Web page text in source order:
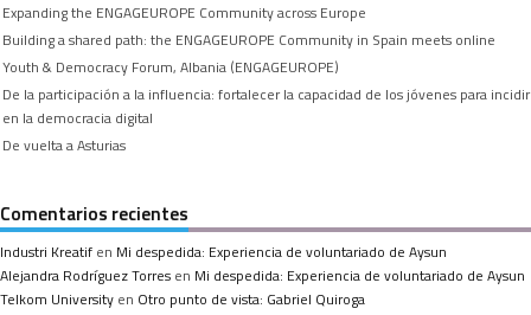
Expanding the ENGAGEUROPE Community across Europe
Building a shared path: the ENGAGEUROPE Community in Spain meets online
Youth & Democracy Forum, Albania (ENGAGEUROPE)
De la participación a la influencia: fortalecer la capacidad de los jóvenes para incidir
en la democracia digital
De vuelta a Asturias
Comentarios recientes
Industri Kreatif en Mi despedida: Experiencia de voluntariado de Aysun
Alejandra Rodríguez Torres en Mi despedida: Experiencia de voluntariado de Aysun
Telkom University en Otro punto de vista: Gabriel Quiroga